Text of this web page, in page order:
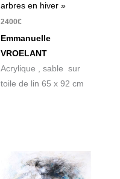
arbres en hiver »
2400€
Emmanuelle
VROELANT
Acrylique , sable sur
toile de lin 65 x 92 cm